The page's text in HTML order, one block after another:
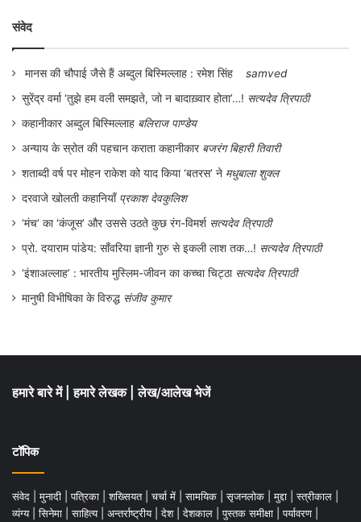
संवेद
मानस की चौपाई जैसे हैं अब्दुल बिस्मिल्लाह : रमेश सिंह
samved
सुरेंद्र वर्मा ‘तुझे हम वली समझते, जो न बादाख़्वार होता’…! सत्यदेव त्रिपाठी
कहानीकार अब्दुल बिस्मिल्लाह बलिराज पाण्डेय
अन्याय के स्रोत की पहचान कराता कहानीकार बजरंग बिहारी तिवारी
शताब्दी वर्ष पर मोहन राकेश को याद किया ‘बतरस’ ने मधुबाला शुक्ल
दरवाजे खोलती कहानियाँ प्रकाश देवकुलिश
‘मंच’ का ‘कंजूस’ और उससे उठते कुछ रंग-विमर्श सत्यदेव त्रिपाठी
प्रो. दयाराम पांडेय: साँवरिया ज्ञानी गुरु से इकली लाश तक…! सत्यदेव त्रिपाठी
‘इंशाअल्लाह’ : भारतीय मुस्लिम-जीवन का कच्चा चिट्ठा सत्यदेव त्रिपाठी
मानुषी विभीषिका के विरुद्ध संजीव कुमार
हमारे बारे में हमारे लेखक लेख/आलेख भेजें
टॉपिक
संवेद मुनादी पत्रिका शख्सियत चर्चा में सामयिक सृजनलोक मुद्दा स्त्रीकाल
व्यंग्य
सिनेमा साहित्य अन्तर्राष्ट्रीय देश देशकाल पुस्तक समीक्षा पर्यावरण